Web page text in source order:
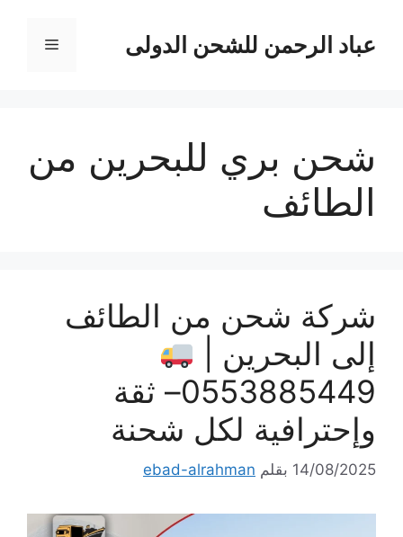
المحتوىعباد الرحمن للشحن الدولى القائمة
شحن بري للبحرين من
الطائف
شركة شحن من الطائف
إلى البحرين |
0553885449– ثقة
وإحترافية لكل شحنة
14/08/2025 بقلم ebad-alrahman